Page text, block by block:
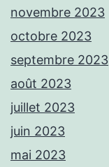
novembre 2023
octobre 2023
septembre 2023
août 2023
juillet 2023
juin 2023
mai 2023